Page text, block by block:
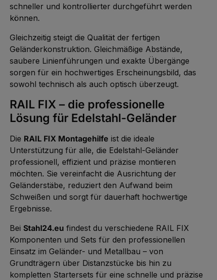
schneller und kontrollierter durchgeführt werden
können.
Gleichzeitig steigt die Qualität der fertigen
Geländerkonstruktion. Gleichmäßige Abstände,
saubere Linienführungen und exakte Übergänge
sorgen für ein hochwertiges Erscheinungsbild, das
sowohl technisch als auch optisch überzeugt.
RAIL FIX – die professionelle
Lösung für Edelstahl-Geländer
Die RAIL FIX Montagehilfe ist die ideale
Unterstützung für alle, die Edelstahl-Geländer
professionell, effizient und präzise montieren
möchten. Sie vereinfacht die Ausrichtung der
Geländerstäbe, reduziert den Aufwand beim
Schweißen und sorgt für dauerhaft hochwertige
Ergebnisse.
Bei Stahl24.eu findest du verschiedene RAIL FIX
Komponenten und Sets für den professionellen
Einsatz im Geländer- und Metallbau – von
Grundträgern über Distanzstücke bis hin zu
kompletten Startersets für eine schnelle und präzise